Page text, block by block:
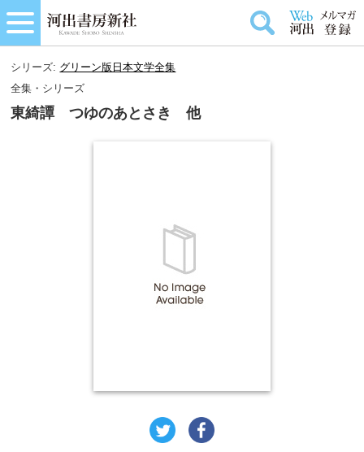
シリーズ: グリーン版日本文学全集
全集・シリーズ
東綺譚 つゆのあとさき 他